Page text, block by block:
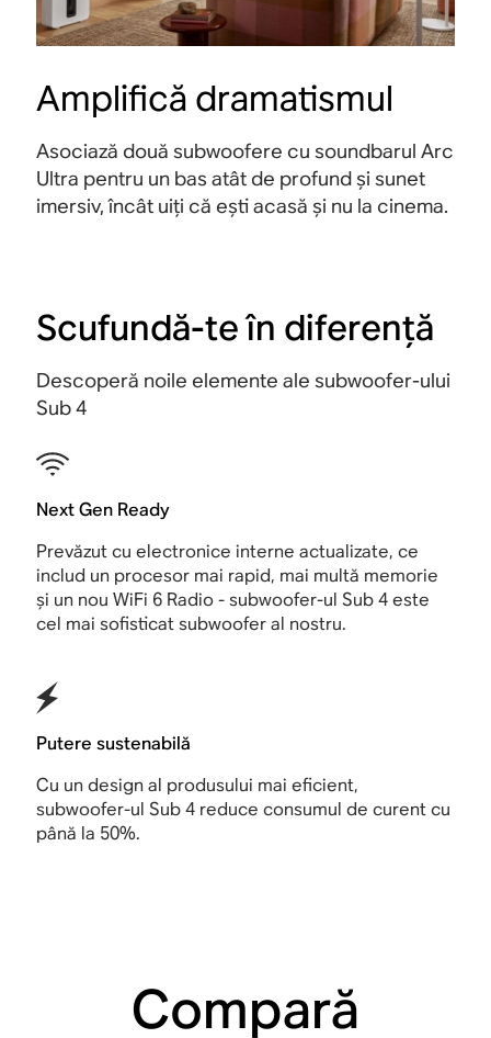
Amplifică dramatismul
Asociază două subwoofere cu soundbarul Arc
Ultra pentru un bas atât de profund și sunet
imersiv, încât uiți că ești acasă și nu la cinema.
Scufundă-te în diferență
Descoperă noile elemente ale subwoofer-ului
Sub 4
Next Gen Ready
Prevăzut cu electronice interne actualizate, ce
includ un procesor mai rapid, mai multă memorie
și un nou WiFi 6 Radio - subwoofer-ul Sub 4 este
cel mai sofisticat subwoofer al nostru.
Putere sustenabilă
Cu un design al produsului mai eficient,
subwoofer-ul Sub 4 reduce consumul de curent cu
până la 50%.
Compară